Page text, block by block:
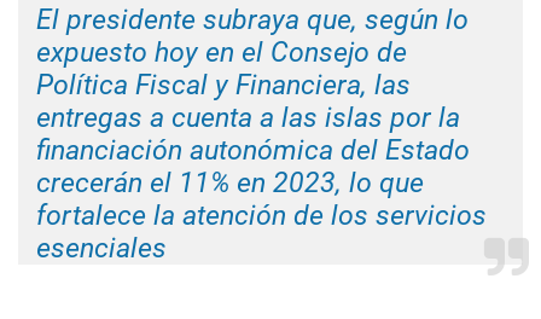
El presidente subraya que, según lo
expuesto hoy en el Consejo de
Política Fiscal y Financiera, las
entregas a cuenta a las islas por la
financiación autonómica del Estado
crecerán el 11% en 2023, lo que
fortalece la atención de los servicios
esenciales